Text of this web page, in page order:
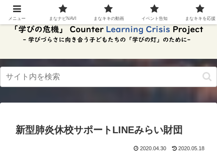
スク
リー
ンリ
ド。
この
ボタ
ンを
と、
新型肺炎休校サポートLINEみらい財団
2020.04.30 2020.05.18
メニュー まなナビNAVI まなキキの動画 イベント告知 まなキキを応援